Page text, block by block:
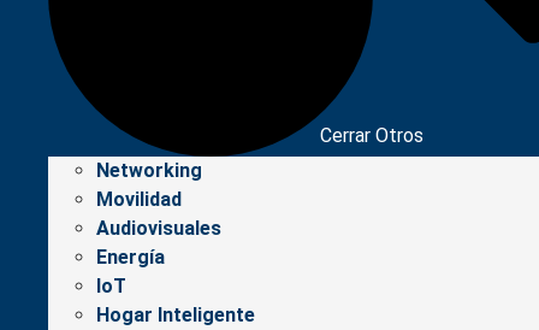
Cerrar Otros
Networking
Movilidad
Audiovisuales
Energía
IoT
Hogar Inteligente